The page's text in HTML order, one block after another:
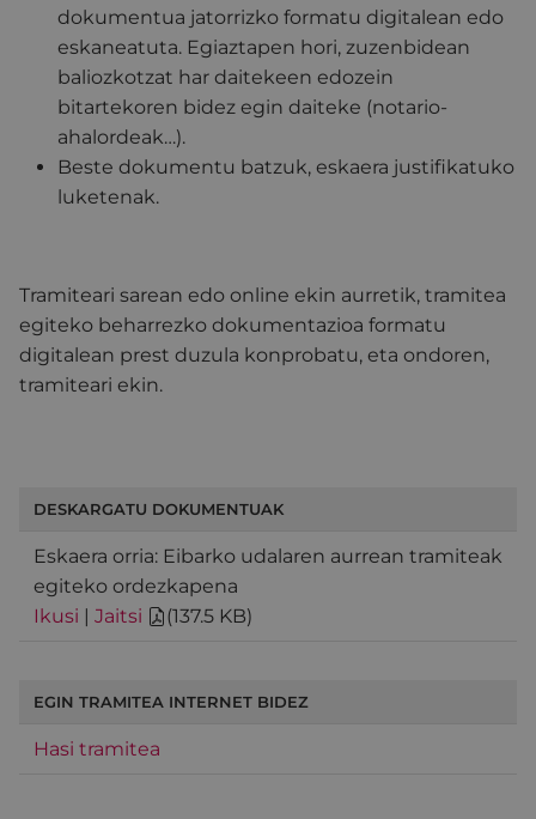
dokumentua jatorrizko formatu digitalean edo
eskaneatuta. Egiaztapen hori, zuzenbidean
baliozkotzat har daitekeen edozein
bitartekoren bidez egin daiteke (notario-
ahalordeak…).
Beste dokumentu batzuk, eskaera justifikatuko
luketenak.
Tramiteari sarean edo online ekin aurretik, tramitea
egiteko beharrezko dokumentazioa formatu
digitalean prest duzula konprobatu, eta ondoren,
tramiteari ekin.
DESKARGATU DOKUMENTUAK
Eskaera orria: Eibarko udalaren aurrean tramiteak
egiteko ordezkapena
Ikusi | Jaitsi (137.5 KB)
EGIN TRAMITEA INTERNET BIDEZ
Hasi tramitea